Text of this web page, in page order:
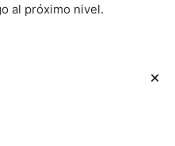
al próximo nivel.